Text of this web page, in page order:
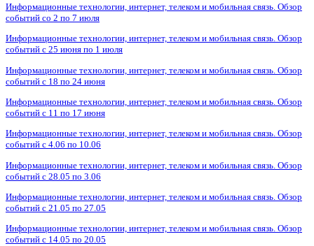
Информационные технологии, интернет, телеком и мобильная связь. Обзор
событий со 2 по 7 июля
Информационные технологии, интернет, телеком и мобильная связь. Обзор
событий с 25 июня по 1 июля
Информационные технологии, интернет, телеком и мобильная связь. Обзор
событий с 18 по 24 июня
Информационные технологии, интернет, телеком и мобильная связь. Обзор
событий с 11 по 17 июня
Информационные технологии, интернет, телеком и мобильная связь. Обзор
событий с 4.06 по 10.06
Информационные технологии, интернет, телеком и мобильная связь. Обзор
событий с 28.05 по 3.06
Информационные технологии, интернет, телеком и мобильная связь. Обзор
событий с 21.05 по 27.05
Информационные технологии, интернет, телеком и мобильная связь. Обзор
событий с 14.05 по 20.05